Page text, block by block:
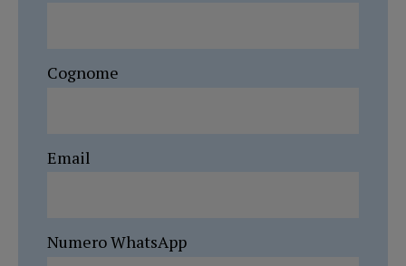
Cognome
Email
Numero WhatsApp